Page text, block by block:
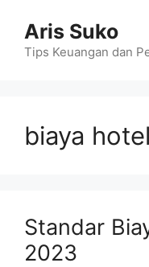
content
Aris Suko
Tips Keuangan dan
biaya
Standar
2023